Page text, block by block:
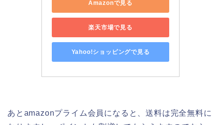
Amazonで見る
楽天市場で見る
Yahoo!ショッピングで見る
あとamazonプライム会員になると、送料は完全無料に